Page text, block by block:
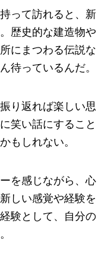
って訪れると、新
歴史的な建造物や
にまつわる伝説な
待っているんだ。
り返れば楽しい思
笑い話にすること
もしれない。
を感じながら、心
しい感覚や経験を
験として、自分の